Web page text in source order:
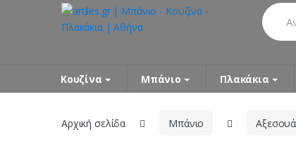
Search
for:
Κουζίνα Μπάνιο Πλακάκια
Αρχική σελίδα Μπάνιο